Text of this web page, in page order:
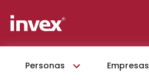
Personas Empresas